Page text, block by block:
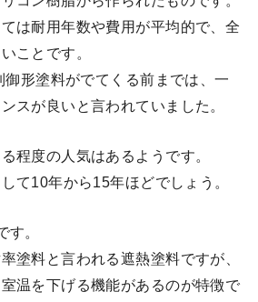
は耐用年数や費用が平均的で、全
ことです。
形塗料がでてくる前までは、一
スが良いと言われていました。
程度の人気はあるようです。
て10年から15年ほどでしょう。
す。
塗料と言われる遮熱塗料ですが、
温を下げる機能があるのが特徴で